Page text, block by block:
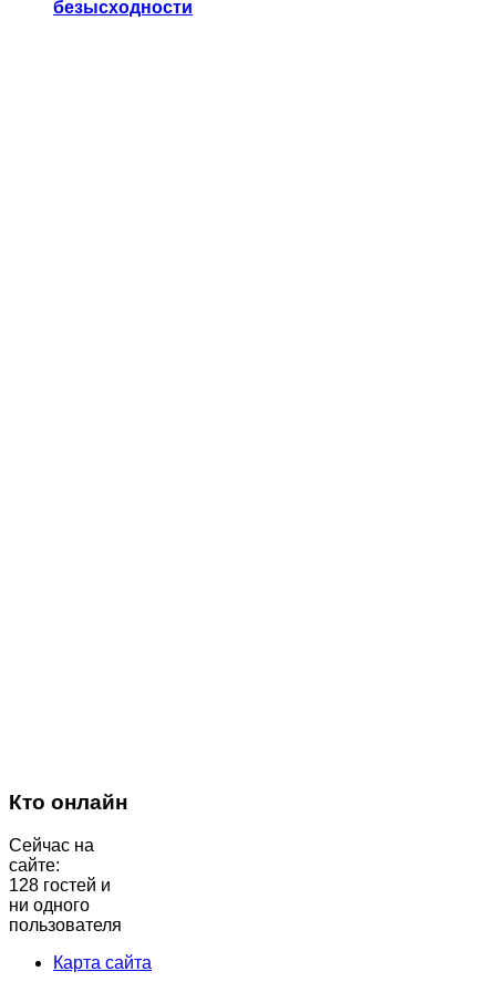
безысходности
Кто онлайн
Сейчас на
сайте:
128 гостей и
ни одного
пользователя
Карта сайта